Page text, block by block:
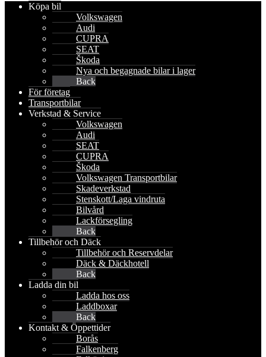
Köpa bil
Volkswagen
Audi
CUPRA
SEAT
Škoda
Nya och begagnade bilar i lager
Back
För företag
Transportbilar
Verkstad & Service
Volkswagen
Audi
SEAT
CUPRA
Škoda
Volkswagen Transportbilar
Skadeverkstad
Stenskott/Laga vindruta
Bilvård
Lackförsegling
Back
Tillbehör och Däck
Tillbehör och Reservdelar
Däck & Däckhotell
Back
Ladda din bil
Ladda hos oss
Laddboxar
Back
Kontakt & Öppettider
Borås
Falkenberg